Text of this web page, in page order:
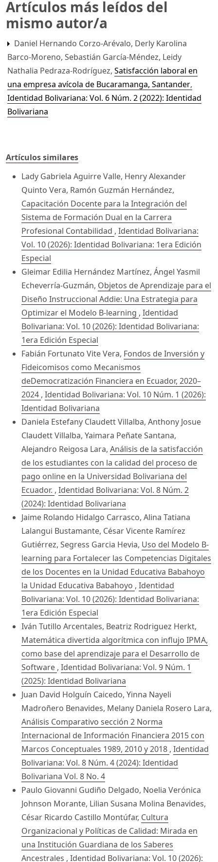
Artículos más leídos del
mismo autor/a
Daniel Hernando Corzo-Arévalo, Derly Karolina
Barco-Moreno, Sebastián García-Méndez, Leidy
Nathalia Pedraza-Rodríguez, Satisfacción laboral en
una empresa avícola de Bucaramanga, Santander,
Identidad Bolivariana: Vol. 6 Núm. 2 (2022): Identidad
Bolivariana
Artículos similares
Lady Gabriela Aguirre Valle, Henry Alexander
Quinto Vera, Ramón Guzmán Hernández,
Capacitación Docente para la Integración del
Sistema de Formación Dual en la Carrera
Profesional Contabilidad , Identidad Bolivariana:
Vol. 10 (2026): Identidad Bolivariana: 1era Edición
Especial
Gleimar Edilia Hernández Martínez, Ángel Yasmil
Echeverría-Guzmán, Objetos de Aprendizaje para el
Diseño Instruccional Addie: Una Estrategia para
Optimizar el Modelo B-learning , Identidad
Bolivariana: Vol. 10 (2026): Identidad Bolivariana:
1era Edición Especial
Fabián Fortunato Vite Vera, Fondos de Inversión y
Fideicomisos como Mecanismos
deDemocratización Financiera en Ecuador, 2020–
2024 , Identidad Bolivariana: Vol. 10 Núm. 1 (2026):
Identidad Bolivariana
Daniela Estefany Claudett Villalba, Anthony Josue
Claudett Villalba, Yaimara Peñate Santana,
Alejandro Reigosa Lara, Análisis de la satisfacción
de los estudiantes con la calidad del proceso de
pago online en la Universidad Bolivariana del
Ecuador. , Identidad Bolivariana: Vol. 8 Núm. 2
(2024): Identidad Bolivariana
Jaime Rolando Hidalgo Carrasco, Alina Tatiana
Lalangui Bustamante, César Vicente Ramírez
Gutiérrez, Segress Garcia Hevia, Uso del Modelo B-
learning para Fortalecer las Competencias Digitales
de los Docentes en la Unidad Educativa Babahoyo
la Unidad Educativa Babahoyo , Identidad
Bolivariana: Vol. 10 (2026): Identidad Bolivariana:
1era Edición Especial
Iván Tutillo Arcentales, Beatriz Rodriguez Herkt,
Matemática divertida algorítmica con influjo IPMA,
como base del aprendizaje para el Desarrollo de
Software , Identidad Bolivariana: Vol. 9 Núm. 1
(2025): Identidad Bolivariana
Juan David Holguín Caicedo, Yinna Nayeli
Madroñero Benavides, Melany Daniela Rosero Lara,
Análisis Comparativo sección 2 Norma
Internacional de Información Financiera 2015 con
Marcos Conceptuales 1989, 2010 y 2018 , Identidad
Bolivariana: Vol. 8 Núm. 4 (2024): Identidad
Bolivariana Vol. 8 No. 4
Paulo Giovanni Gudiño Delgado, Noelia Verónica
Johnson Morante, Lilian Susana Molina Benavides,
César Ricardo Castillo Montúfar, Cultura
Organizacional y Políticas de Calidad: Mirada en
una Institución Guardiana de los Saberes
Ancestrales , Identidad Bolivariana: Vol. 10 (2026):